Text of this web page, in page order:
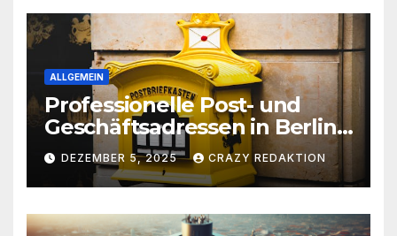
ALLGEMEIN
Professionelle Post- und
Geschäftsadressen in Berlin
für Privatpersonen, Gründer
und Unternehmen
DEZEMBER 5, 2025 CRAZY REDAKTION